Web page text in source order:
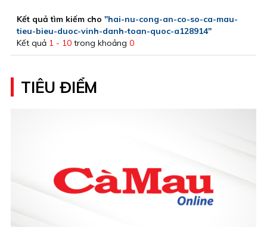
Kết quả tìm kiếm cho "hai-nu-cong-an-co-so-ca-mau-
tieu-bieu-duoc-vinh-danh-toan-quoc-a128914"
Kết quả 1 - 10 trong khoảng 0
TIÊU ĐIỂM